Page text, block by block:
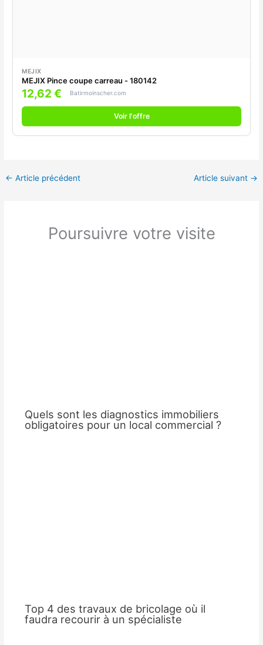
MEJIX
MEJIX Pince coupe carreau - 180142
12,62 € Batirmoinscher.com
Voir l'offre
← Article précédent Article suivant →
Poursuivre votre visite
Quels sont les diagnostics immobiliers
obligatoires pour un local commercial ?
Top 4 des travaux de bricolage où il
faudra recourir à un spécialiste